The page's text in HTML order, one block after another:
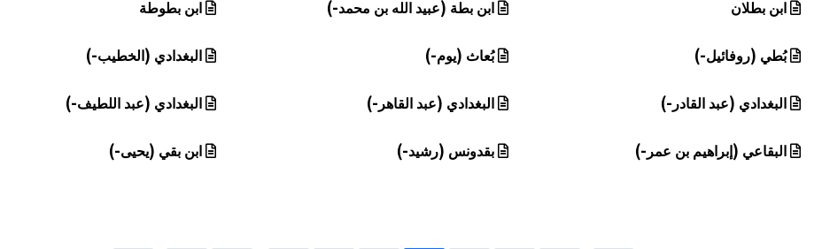
ابن بطلان ابن بطة (عبيد الله بن محمد-) ابن بطوطة
بُطي (روفائيل-) بُعاث (يوم-) البغدادي (الخطيب-)
البغدادي (عبد القادر-) البغدادي (عبد القاهر-) البغدادي (عبد اللطيف-)
البقاعي (إبراهيم بن عمر-) بقدونس (رشيد-) ابن بقي (يحيى-)